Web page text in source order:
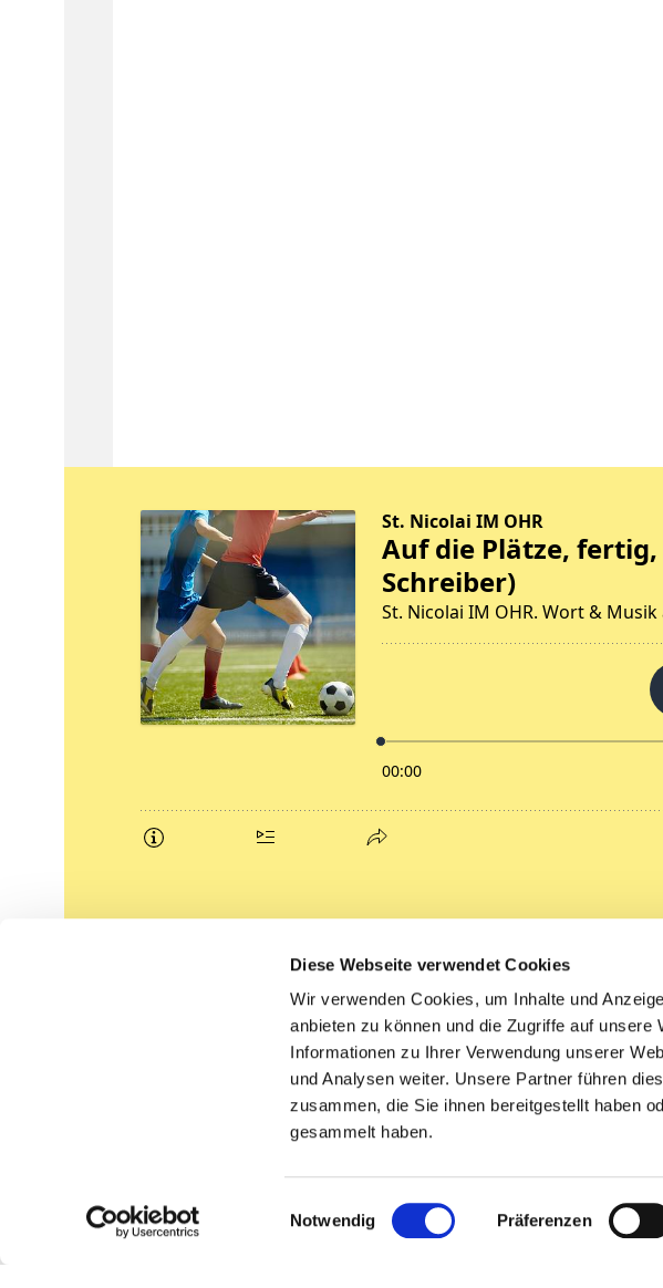
Diese Webseite verwendet Cookies
Wir verwenden Cookies, um Inhalte und
anbieten zu können und die Zugriffe auf
Informationen zu Ihrer Verwendung unserer
und Analysen weiter. Unsere Partner führen
zusammen, die Sie ihnen bereitgestellt haben
gesammelt haben.
Einwilligungsauswahl
Notwendig Präferenzen
Spenden
Tickets
Litauen